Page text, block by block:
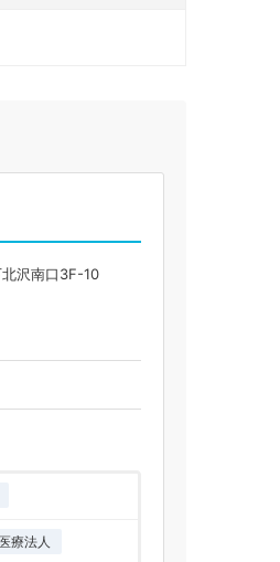
沢南口3F-10
療法人